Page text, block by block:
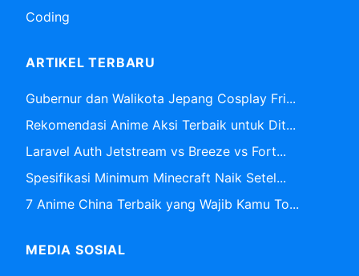
Coding
ARTIKEL TERBARU
Gubernur dan Walikota Jepang Cosplay Fri...
Rekomendasi Anime Aksi Terbaik untuk Dit...
Laravel Auth Jetstream vs Breeze vs Fort...
Spesifikasi Minimum Minecraft Naik Setel...
7 Anime China Terbaik yang Wajib Kamu To...
MEDIA SOSIAL